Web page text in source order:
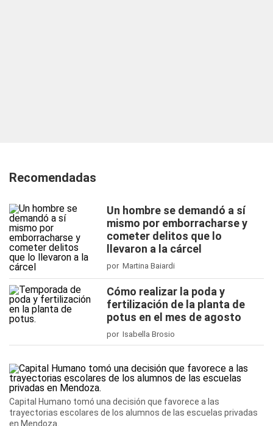
Recomendadas
Un hombre se demandó a sí
mismo por emborracharse y
cometer delitos que lo
llevaron a la cárcel
por Martina Baiardi
Cómo realizar la poda y
fertilización de la planta de
potus en el mes de agosto
por Isabella Brosio
Capital Humano tomó una decisión que favorece a las
trayectorias escolares de los alumnos de las escuelas privadas
en Mendoza.